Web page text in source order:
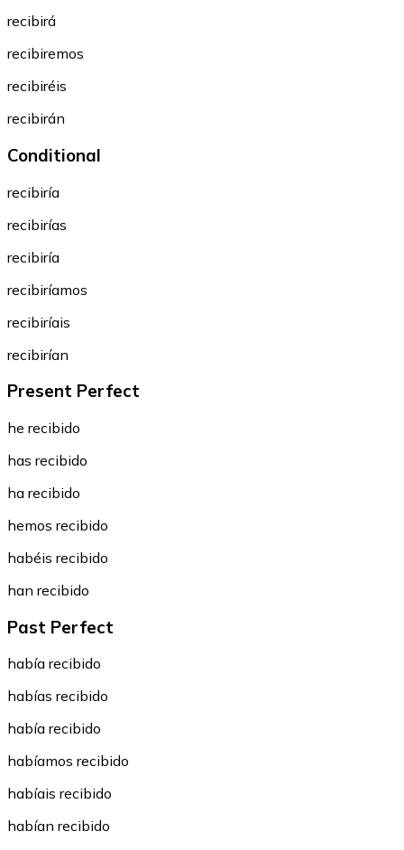
recibirá
recibiremos
recibiréis
recibirán
Conditional
recibiría
recibirías
recibiría
recibiríamos
recibiríais
recibirían
Present Perfect
he recibido
has recibido
ha recibido
hemos recibido
habéis recibido
han recibido
Past Perfect
había recibido
habías recibido
había recibido
habíamos recibido
habíais recibido
habían recibido